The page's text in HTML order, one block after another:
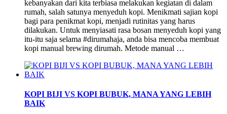
kebanyakan dari kita terbiasa melakukan kegiatan di dalam
rumah, salah satunya menyeduh kopi. Menikmati sajian kopi
bagi para penikmat kopi, menjadi rutinitas yang harus
dilakukan. Untuk menyiasati rasa bosan menyeduh kopi yang
itu-itu saja selama #dirumahaja, anda bisa mencoba membuat
kopi manual brewing dirumah. Metode manual …
KOPI BIJI VS KOPI BUBUK, MANA YANG LEBIH
BAIK